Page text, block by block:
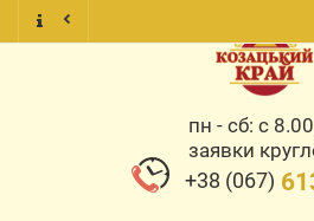
пн - сб: с
заявки
+38 (067)